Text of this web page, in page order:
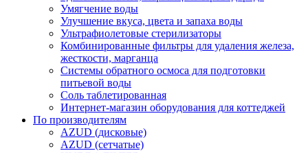
Умягчение воды
Улучшение вкуса, цвета и запаха воды
Ультрафиолетовые стерилизаторы
Комбинированные фильтры для удаления железа,
жесткости, марганца
Системы обратного осмоса для подготовки
питьевой воды
Соль таблетированная
Интернет-магазин оборудования для коттеджей
По производителям
AZUD (дисковые)
AZUD (сетчатые)